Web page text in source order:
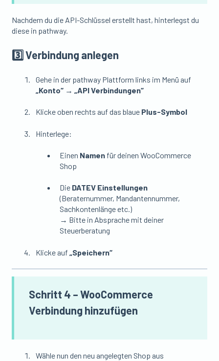
Nachdem du die API-Schlüssel erstellt hast, hinterlegst du
diese in pathway.
3️⃣ Verbindung anlegen
Gehe in der pathway Plattform links im Menü auf
„Konto“ → „API Verbindungen“
Klicke oben rechts auf das blaue Plus-Symbol
Hinterlege:
Einen Namen für deinen WooCommerce
Shop
Die DATEV Einstellungen
(Beraternummer, Mandantennummer,
Sachkontenlänge etc.)
→ Bitte in Absprache mit deiner
Steuerberatung
Klicke auf „Speichern“
Schritt 4 – WooCommerce
Verbindung hinzufügen
Wähle nun den neu angelegten Shop aus